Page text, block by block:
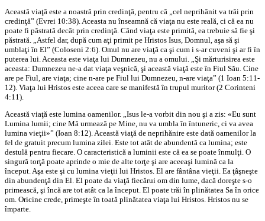
Această viaţă este a noastră prin credinţă, pentru că „cel neprihănit va trăi prin
credinţă” (Evrei 10:38). Aceasta nu înseamnă că viaţa nu este reală, ci că ea nu
poate fi păstrată decât prin credinţă. Când viaţa este primită, ea trebuie să fie şi
păstrată. „Astfel dar, după cum aţi primit pe Hristos Isus, Domnul, aşa să şi
umblaţi în El” (Coloseni 2:6). Omul nu are viaţă ca şi cum i s-ar cuveni şi ar fi în
puterea lui. Aceasta este viaţa lui Dumnezeu, nu a omului. „Şi mărturisirea este
aceasta: Dumnezeu ne-a dat viaţa veşnică, şi această viaţă este în Fiul Său. Cine
are pe Fiul, are viaţa; cine n-are pe Fiul lui Dumnezeu, n-are viaţa” (1 Ioan 5:11-
12). Viaţa lui Hristos este aceea care se manifestă în trupul muritor (2 Corinteni
4:11).
Această viaţă este lumina oamenilor. „Isus le-a vorbit din nou şi a zis: «Eu sunt
Lumina lumii; cine Mă urmează pe Mine, nu va umbla în întuneric, ci va avea
lumina vieţii»” (Ioan 8:12). Această viaţă de neprihănire este dată oamenilor la
fel de gratuit precum lumina zilei. Este tot atât de abundentă ca lumina; este
destulă pentru fiecare. O caracteristică a luminii este că ea se poate înmulţi. O
singură torţă poate aprinde o mie de alte torţe şi are aceeaşi lumină ca la
început. Aşa este şi cu lumina vieţii lui Hristos. El are fântâna vieţii. Ea ţâşneşte
din abundenţă din El. El poate da viaţă fiecărui om din lume, dacă doreşte s-o
primească, şi încă are tot atât ca la început. El poate trăi în plinătatea Sa în orice
om. Oricine crede, primeşte în toată plinătatea viaţa lui Hristos. Hristos nu se
împarte.